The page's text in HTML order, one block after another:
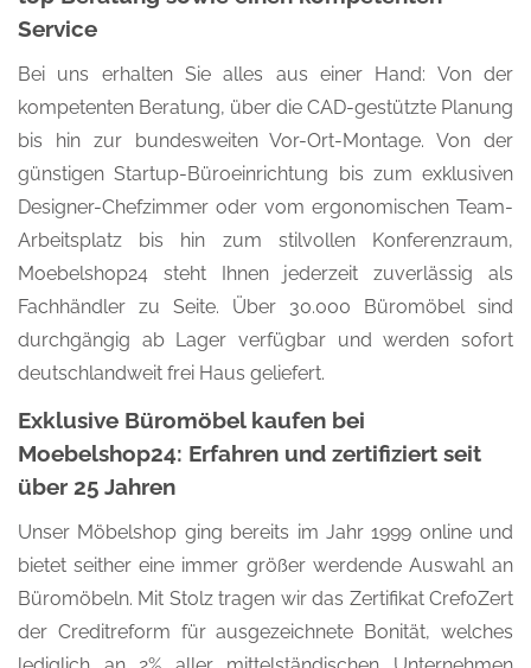
Service
Bei uns erhalten Sie alles aus einer Hand: Von der
kompetenten Beratung, über die CAD-gestützte Planung
bis hin zur bundesweiten Vor-Ort-Montage. Von der
günstigen Startup-Büroeinrichtung bis zum exklusiven
Designer-Chefzimmer oder vom ergonomischen Team-
Arbeitsplatz bis hin zum stilvollen Konferenzraum,
Moebelshop24 steht Ihnen jederzeit zuverlässig als
Fachhändler zu Seite. Über 30.000 Büromöbel sind
durchgängig ab Lager verfügbar und werden sofort
deutschlandweit frei Haus geliefert.
Exklusive Büromöbel kaufen bei
Moebelshop24: Erfahren und zertifiziert seit
über 25 Jahren
Unser Möbelshop ging bereits im Jahr 1999 online und
bietet seither eine immer größer werdende Auswahl an
Büromöbeln. Mit Stolz tragen wir das Zertifikat CrefoZert
der Creditreform für ausgezeichnete Bonität, welches